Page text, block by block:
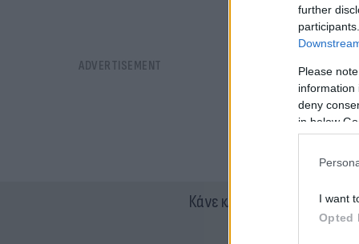
further
Please
information
deny
in below
I want
Opted
Κάνε κλικ και δες